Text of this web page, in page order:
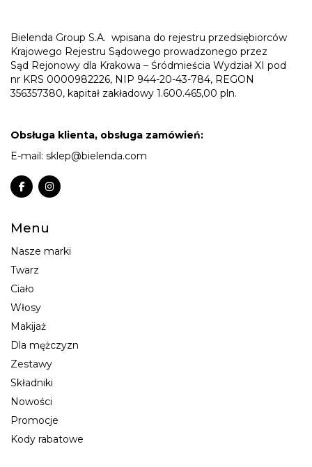
Bielenda Group S.A. wpisana do rejestru przedsiębiorców
Krajowego Rejestru Sądowego prowadzonego przez
Sąd Rejonowy dla Krakowa – Śródmieścia Wydział XI pod
nr KRS 0000982226, NIP 944-20-43-784, REGON
356357380, kapitał zakładowy 1.600.465,00 pln.
Obsługa klienta, obsługa zamówień:
E-mail: sklep@bielenda.com
Menu
Nasze marki
Twarz
Ciało
Włosy
Makijaż
Dla mężczyzn
Zestawy
Składniki
Nowości
Promocje
Kody rabatowe